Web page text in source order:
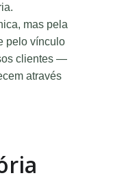
mas pela
pelo vínculo
clientes —
através